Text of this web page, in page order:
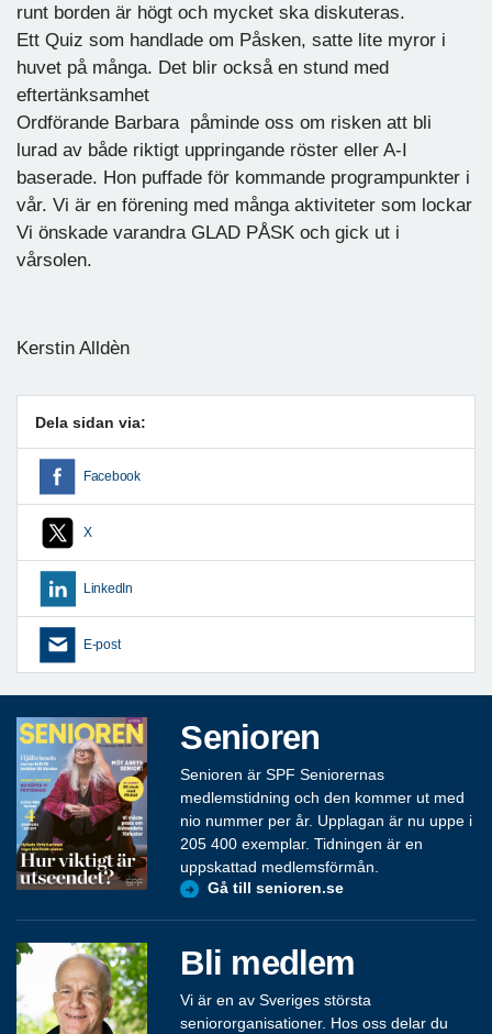
runt borden är högt och mycket ska diskuteras.
Ett Quiz som handlade om Påsken, satte lite myror i
huvet på många. Det blir också en stund med
eftertänksamhet
Ordförande Barbara påminde oss om risken att bli
lurad av både riktigt uppringande röster eller A-I
baserade. Hon puffade för kommande programpunkter i
vår. Vi är en förening med många aktiviteter som lockar
Vi önskade varandra GLAD PÅSK och gick ut i
vårsolen.
Kerstin Alldèn
Dela sidan via:
Facebook
X
LinkedIn
E-post
Senioren
Senioren är SPF Seniorernas
medlemstidning och den kommer ut med
nio nummer per år. Upplagan är nu uppe i
205 400 exemplar. Tidningen är en
uppskattad medlemsförmån.
Gå till senioren.se
Bli medlem
Vi är en av Sveriges största
seniororganisationer. Hos oss delar du